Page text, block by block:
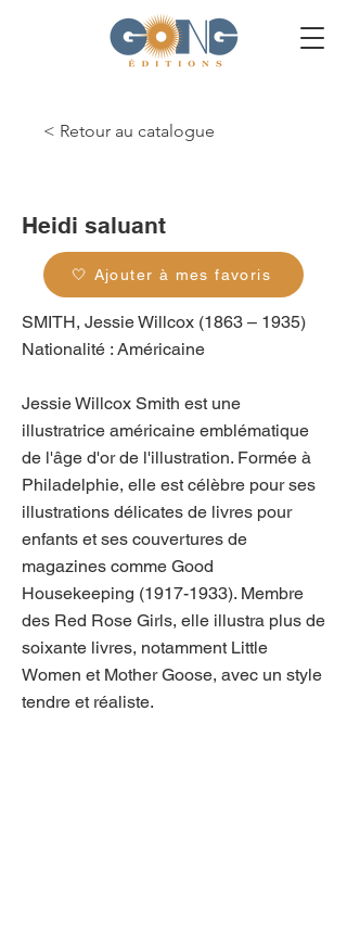
< Retour au catalogue
Heidi saluant
🤍 Ajouter à mes favoris
SMITH, Jessie Willcox (1863 – 1935)
Nationalité : Américaine
Jessie Willcox Smith est une
illustratrice américaine emblématique
de l'âge d'or de l'illustration. Formée à
Philadelphie, elle est célèbre pour ses
illustrations délicates de livres pour
enfants et ses couvertures de
magazines comme Good
Housekeeping (1917-1933). Membre
des Red Rose Girls, elle illustra plus de
soixante livres, notamment Little
Women et Mother Goose, avec un style
tendre et réaliste.